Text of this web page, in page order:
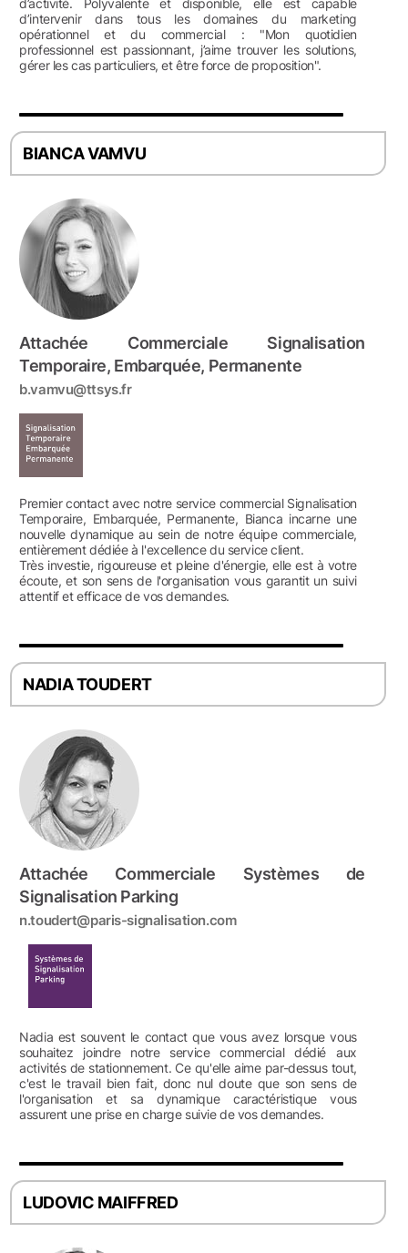
d’activité. Polyvalente et disponible, elle est capable
d’intervenir dans tous les domaines du marketing
opérationnel et du commercial : "Mon quotidien
professionnel est passionnant, j’aime trouver les solutions,
gérer les cas particuliers, et être force de proposition".
BIANCA VAMVU
Attachée Commerciale Signalisation
Temporaire, Embarquée, Permanente
b.vamvu@ttsys.fr
Premier contact avec notre service commercial Signalisation
Temporaire, Embarquée, Permanente, Bianca incarne une
nouvelle dynamique au sein de notre équipe commerciale,
entièrement dédiée à l'excellence du service client.
Très investie, rigoureuse et pleine d'énergie, elle est à votre
écoute, et son sens de l'organisation vous garantit un suivi
attentif et efficace de vos demandes.
NADIA TOUDERT
Attachée Commerciale Systèmes de
Signalisation Parking
n.toudert@paris-signalisation.com
Nadia est souvent le contact que vous avez lorsque vous
souhaitez joindre notre service commercial dédié aux
activités de stationnement. Ce qu'elle aime par-dessus tout,
c'est le travail bien fait, donc nul doute que son sens de
l'organisation et sa dynamique caractéristique vous
assurent une prise en charge suivie de vos demandes.
LUDOVIC MAIFFRED